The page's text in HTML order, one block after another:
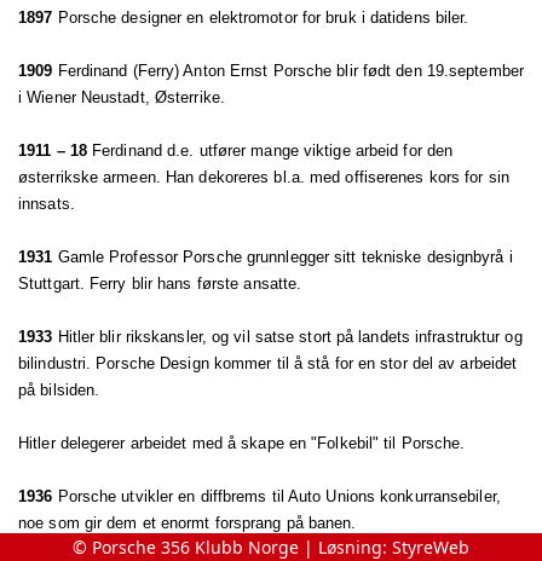
1897 Porsche designer en elektromotor for bruk i datidens biler.
1909 Ferdinand (Ferry) Anton Ernst Porsche blir født den 19.september
i Wiener Neustadt, Østerrike.
1911 – 18Ferdinand d.e. utfører mange viktige arbeid for den
østerrikske armeen. Han dekoreres bl.a. med offiserenes kors for sin
innsats.
1931 Gamle Professor Porsche grunnlegger sitt tekniske designbyrå i
Stuttgart. Ferry blir hans første ansatte.
1933 Hitler blir rikskansler, og vil satse stort på landets infrastruktur og
bilindustri. Porsche Design kommer til å stå for en stor del av arbeidet
på bilsiden.
Hitler delegerer arbeidet med å skape en "Folkebil" til Porsche.
1936 Porsche utvikler en diffbrems til Auto Unions konkurransebiler,
noe som gir dem et enormt forsprang på banen.
© Porsche 356 Klubb Norge | Løsning: StyreWeb